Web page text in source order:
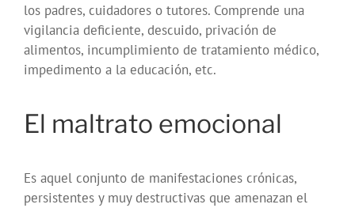
los padres, cuidadores o tutores. Comprende una
vigilancia deficiente, descuido, privación de
alimentos, incumplimiento de tratamiento médico,
impedimento a la educación, etc.
El maltrato emocional
Es aquel conjunto de manifestaciones crónicas,
persistentes y muy destructivas que amenazan el